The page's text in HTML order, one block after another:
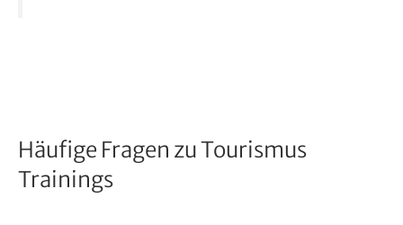
Häufige Fragen zu Tourismus
Trainings